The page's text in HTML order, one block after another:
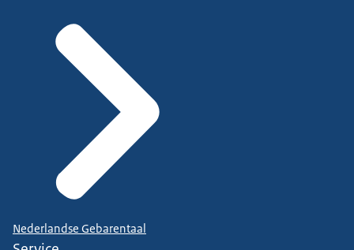
Nederlandse Gebarentaal